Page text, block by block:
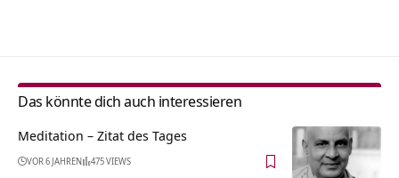
Das könnte dich auch interessieren
Meditation – Zitat des Tages
VOR 6 JAHREN 475 VIEWS